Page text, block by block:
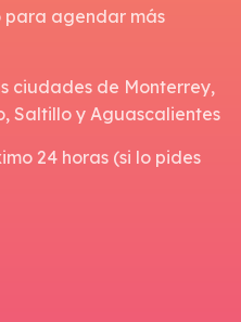
agendar más
ciudades de Monterrey,
Saltillo y Aguascalientes
24 horas (si lo pides